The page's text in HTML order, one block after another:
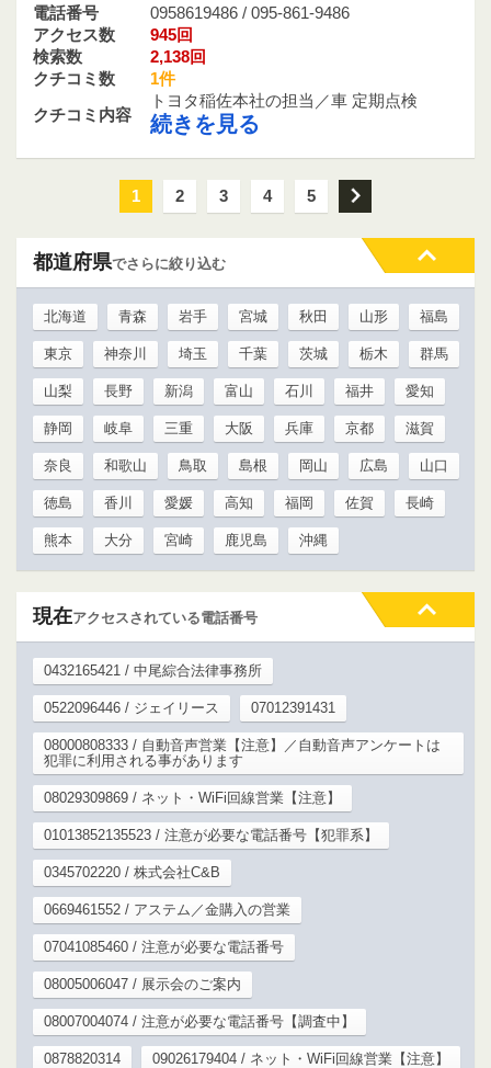
電話番号
0958619486 / 095-861-9486
アクセス数
945回
検索数
2,138回
クチコミ数
1件
クチコミ内容
トヨタ稲佐本社の担当／車 定期点検
続きを見る
1 2 3 4 5 次
都道府県でさらに絞り込む
北海道 青森 岩手 宮城 秋田 山形 福島
東京 神奈川 埼玉 千葉 茨城 栃木 群馬
山梨 長野 新潟 富山 石川 福井 愛知
静岡 岐阜 三重 大阪 兵庫 京都 滋賀
奈良 和歌山 鳥取 島根 岡山 広島 山口
徳島 香川 愛媛 高知 福岡 佐賀 長崎
熊本 大分 宮崎 鹿児島 沖縄
現在アクセスされている電話番号
0432165421 / 中尾綜合法律事務所
0522096446 / ジェイリース 07012391431
08000808333 / 自動音声営業【注意】／自動音声アンケートは
犯罪に利用される事があります
08029309869 / ネット・WiFi回線営業【注意】
01013852135523 / 注意が必要な電話番号【犯罪系】
0345702220 / 株式会社C&B
0669461552 / アステム／金購入の営業
07041085460 / 注意が必要な電話番号
08005006047 / 展示会のご案内
08007004074 / 注意が必要な電話番号【調査中】
0878820314 09026179404 / ネット・WiFi回線営業【注意】